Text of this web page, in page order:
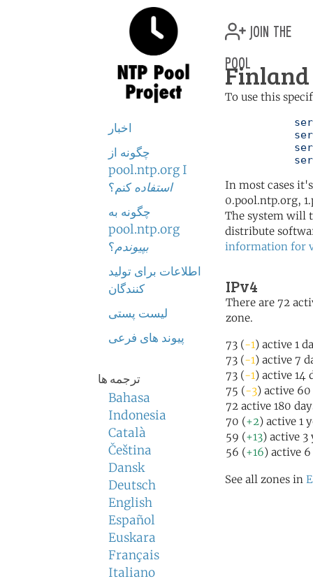
اخبار
چگونه از
pool.ntp.org I
استفاده کنم؟
چگونه به
pool.ntp.org
بپیوندم؟
اطلاعات برای تولید
کنندگان
لیست پستی
پیوند های فرعی
ترجمه ها
Bahasa
Indonesia
Català
Čeština
Dansk
Deutsch
English
Español
Euskara
Français
Italiano
join the
pool
To use this
In most cases
0.pool.ntp.org,
The system will
distribute
information for
IPv4
There are 72
zone.
73 (-1) active 1
73 (-1) active 7
73 (-1) active 14
75 (-3) active 60
72 active 180
70 (+2) active 1
59 (+13) active 3
56 (+16) active
See all zones in